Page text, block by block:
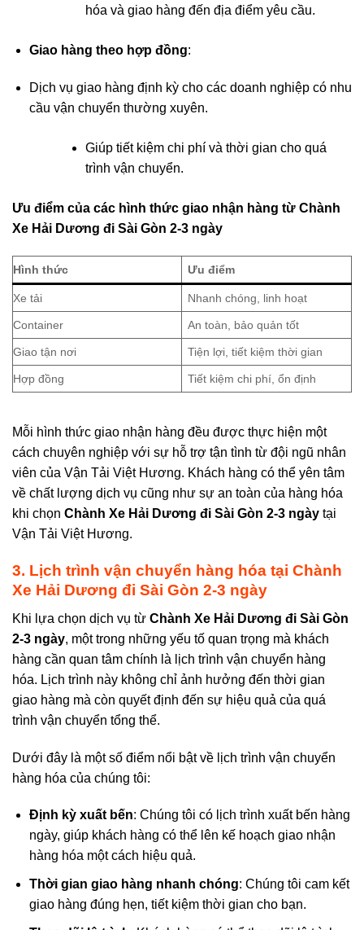
hóa và giao hàng đến địa điểm yêu cầu.
Giao hàng theo hợp đồng:
Dịch vụ giao hàng định kỳ cho các doanh nghiệp có nhu
cầu vận chuyển thường xuyên.
Giúp tiết kiệm chi phí và thời gian cho quá
trình vận chuyển.
Ưu điểm của các hình thức giao nhận hàng từ Chành
Xe Hải Dương đi Sài Gòn 2-3 ngày
Hình thức Ưu điểm
Xe tải Nhanh chóng, linh hoạt
Container An toàn, bảo quản tốt
Giao tận nơi Tiện lợi, tiết kiệm thời gian
Hợp đồng Tiết kiệm chi phí, ổn định
Mỗi hình thức giao nhận hàng đều được thực hiện một
cách chuyên nghiệp với sự hỗ trợ tận tình từ đội ngũ nhân
viên của Vận Tải Việt Hương. Khách hàng có thể yên tâm
về chất lượng dịch vụ cũng như sự an toàn của hàng hóa
khi chọn Chành Xe Hải Dương đi Sài Gòn 2-3 ngày tại
Vận Tải Việt Hương.
3. Lịch trình vận chuyển hàng hóa tại Chành
Xe Hải Dương đi Sài Gòn 2-3 ngày
Khi lựa chọn dịch vụ từ Chành Xe Hải Dương đi Sài Gòn
2-3 ngày, một trong những yếu tố quan trọng mà khách
hàng cần quan tâm chính là lịch trình vận chuyển hàng
hóa. Lịch trình này không chỉ ảnh hưởng đến thời gian
giao hàng mà còn quyết định đến sự hiệu quả của quá
trình vận chuyển tổng thể.
Dưới đây là một số điểm nổi bật về lịch trình vận chuyển
hàng hóa của chúng tôi:
Định kỳ xuất bến: Chúng tôi có lịch trình xuất bến hàng
ngày, giúp khách hàng có thể lên kế hoạch giao nhận
hàng hóa một cách hiệu quả.
Thời gian giao hàng nhanh chóng: Chúng tôi cam kết
giao hàng đúng hẹn, tiết kiệm thời gian cho bạn.